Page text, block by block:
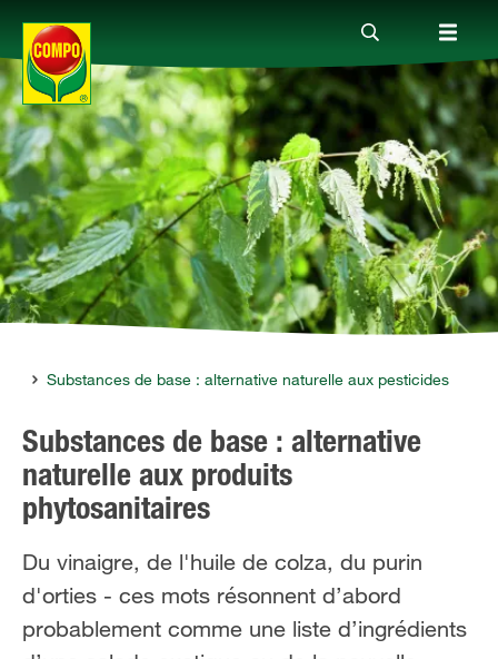
Produits
Conseil
Thèmes
Service
Qui sommes-nous?
FR NL
Substances de base : alternative naturelle aux pesticides
Substances de base : alternative
naturelle aux produits
phytosanitaires
Du vinaigre, de l'huile de colza, du purin
d'orties - ces mots résonnent d’abord
probablement comme une liste d’ingrédients